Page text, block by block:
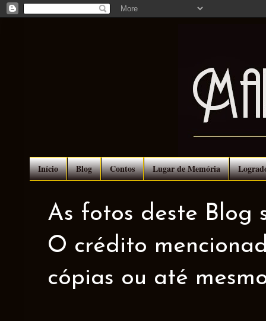
Início Blog Contos Lugar de Memória
As fotos deste Blog
O crédito
cópias ou até